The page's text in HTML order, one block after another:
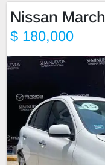
Nissan March
$ 180,000